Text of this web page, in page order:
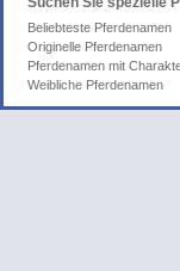
Beliebteste Pferdenamen
Originelle Pferdenamen
Pferdenamen mit
Weibliche Pferdenamen